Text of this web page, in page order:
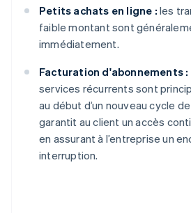
Petits achats en ligne : les
faible montant sont
immédiatement.
Facturation d'abonnements :
services récurrents sont
au début d’un nouveau cycle
garantit au client un accès
en assurant à l’entreprise un
interruption.